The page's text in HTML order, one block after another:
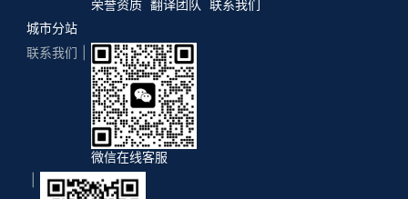
荣誉资质 翻译团队
联系我们
城市分站
联系我们
微信在线客服